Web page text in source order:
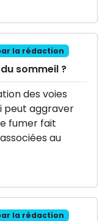
la rédaction
sommeil ?
des voies
peut aggraver
fumer fait
au
la rédaction